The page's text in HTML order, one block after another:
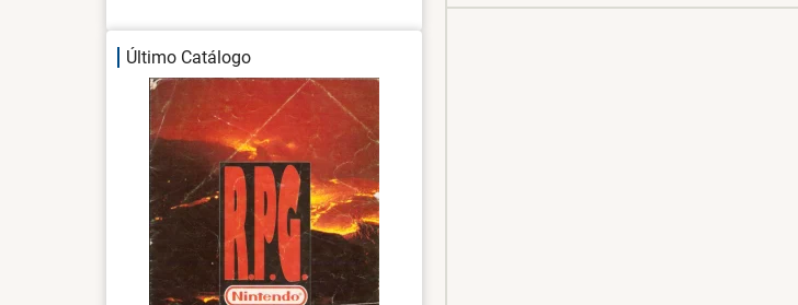
Último Catálogo